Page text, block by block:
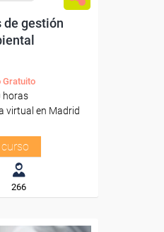
de gestión
Gratuito
horas
virtual en Madrid
266